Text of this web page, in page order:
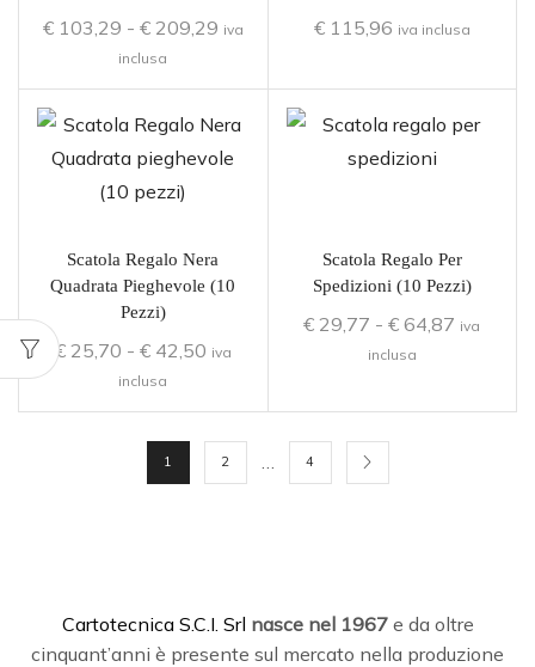
€103,29 - €209,29 iva
inclusa
€115,96 iva inclusa
Scatola Regalo Nera
Quadrata Pieghevole (10
Pezzi)
€25,70 - €42,50 iva
inclusa
Scatola Regalo Per
Spedizioni (10 Pezzi)
€ 29,77 - € 64,87 iva
inclusa
1 2 4
Cartotecnica S.C.I. Srl nasce nel 1967e da oltre
cinquant’anni è presente sul mercato nella produzione